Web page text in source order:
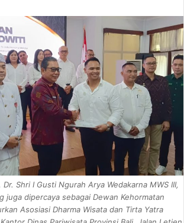
Shri I Gusti Ngurah Arya Wedakarna MWS III,
juga dipercaya sebagai Dewan Kehormatan
Asosiasi Dharma Wisata dan Tirta Yatra